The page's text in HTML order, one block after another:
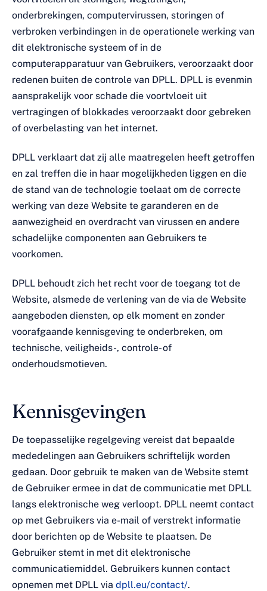
onderbrekingen, computervirussen, storingen of
verbroken verbindingen in de operationele werking van
dit elektronische systeem of in de
computerapparatuur van Gebruikers, veroorzaakt door
redenen buiten de controle van DPLL. DPLL is evenmin
aansprakelijk voor schade die voortvloeit uit
vertragingen of blokkades veroorzaakt door gebreken
of overbelasting van het internet.
DPLL verklaart dat zij alle maatregelen heeft getroffen
en zal treffen die in haar mogelijkheden liggen en die
de stand van de technologie toelaat om de correcte
werking van deze Website te garanderen en de
aanwezigheid en overdracht van virussen en andere
schadelijke componenten aan Gebruikers te
voorkomen.
DPLL behoudt zich het recht voor de toegang tot de
Website, alsmede de verlening van de via de Website
aangeboden diensten, op elk moment en zonder
voorafgaande kennisgeving te onderbreken, om
technische, veiligheids-, controle- of
onderhoudsmotieven.
Kennisgevingen
De toepasselijke regelgeving vereist dat bepaalde
mededelingen aan Gebruikers schriftelijk worden
gedaan. Door gebruik te maken van de Website stemt
de Gebruiker ermee in dat de communicatie met DPLL
langs elektronische weg verloopt. DPLL neemt contact
op met Gebruikers via e-mail of verstrekt informatie
door berichten op de Website te plaatsen. De
Gebruiker stemt in met dit elektronische
communicatiemiddel. Gebruikers kunnen contact
opnemen met DPLL via dpll.eu/contact/.